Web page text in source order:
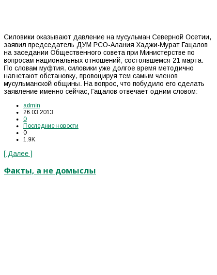
Силовики оказывают давление на мусульман Северной Осетии,
заявил председатель ДУМ РСО-Алания Хаджи-Мурат Гацалов
на заседании Общественного совета при Министерстве по
вопросам национальных отношений, состоявшемся 21 марта.
По словам муфтия, силовики уже долгое время методично
нагнетают обстановку, провоцируя тем самым членов
мусульманской общины. На вопрос, что побудило его сделать
заявление именно сейчас, Гацалов отвечает одним словом:
admin
26.03.2013
0
Последние новости
0
1.9K
[ Далее ]
Факты, а не домыслы